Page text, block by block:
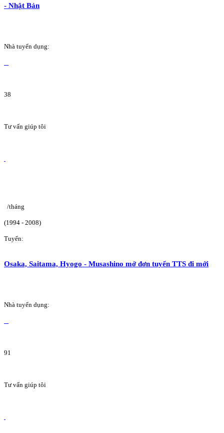
- Nhật Bản
Nhà tuyển dụng:
38
Tư vấn giúp tôi
/tháng
(1994 - 2008)
Tuyển:
Osaka, Saitama, Hyogo - Musashino mở đơn tuyển TTS đi mới
Nhà tuyển dụng:
91
Tư vấn giúp tôi